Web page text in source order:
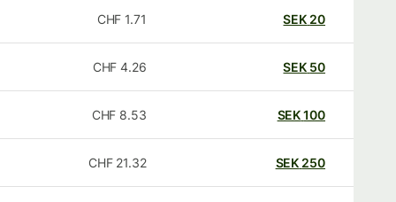
20
SEK
1.71
CHF
50
SEK
4.26
CHF
100
SEK
8.53
CHF
250
SEK
21.32
CHF